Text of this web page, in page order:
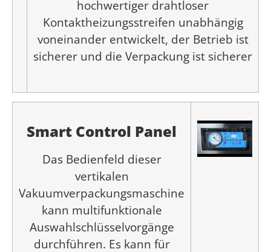
hochwertiger drahtloser
Kontaktheizungsstreifen unabhängig
voneinander entwickelt, der Betrieb ist
sicherer und die Verpackung ist sicherer
Smart Control Panel
Das Bedienfeld dieser
vertikalen
Vakuumverpackungsmaschine
kann multifunktionale
Auswahlschlüsselvorgänge
durchführen. Es kann für